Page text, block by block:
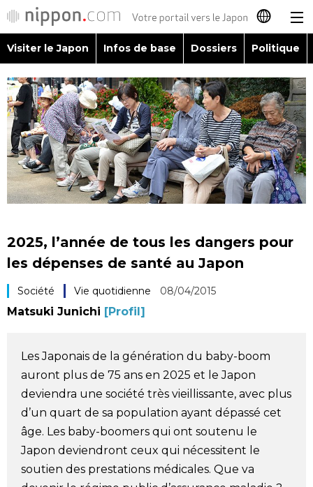
日本語
English
简体字
繁體字
Español
Русский
Visiter le Japon
Infos de base
Politique
Économie
Culture
Gastronomie
Le japonais
Visiter le Japon Infos de base Dossiers Politique
2025, l’année de tous les dangers pour
les dépenses de santé au Japon
Société Vie quotidienne 08/04/2015
Matsuki Junichi [Profil]
Les Japonais de la génération du baby-boom
auront plus de 75 ans en 2025 et le Japon
deviendra une société très vieillissante, avec plus
d’un quart de sa population ayant dépassé cet
âge. Les baby-boomers qui ont soutenu le
Japon deviendront ceux qui nécessitent le
soutien des prestations médicales. Que va